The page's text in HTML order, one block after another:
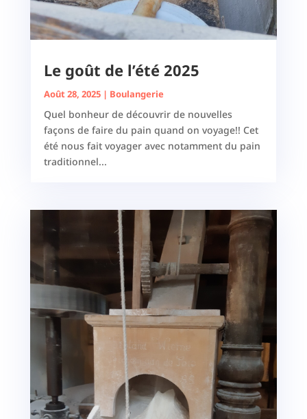
Le goût de l’été 2025
Août 28, 2025| Boulangerie
Quel bonheur de découvrir de nouvelles
façons de faire du pain quand on voyage!! Cet
été nous fait voyager avec notamment du pain
traditionnel...